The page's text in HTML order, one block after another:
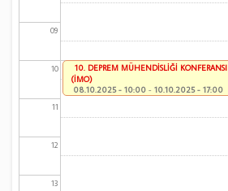
09
10
11
12
13
10. DEPREM MÜHENDİSLİĞİ KONFERANSI
(İMO)
08.10.2025 - 10:00 -10.10.2025 - 17:00